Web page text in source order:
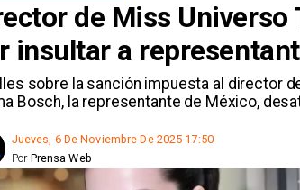
de Miss
insultar a
sobre la sanción impuesta al director
Bosch, la representante de México,
Jueves, 6 De Noviembre De 2025 17:50
Prensa Web
Por